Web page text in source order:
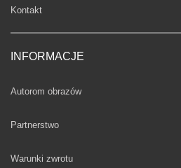
Kontakt
INFORMACJE
Autorom obrazów
Partnerstwo
Warunki zwrotu